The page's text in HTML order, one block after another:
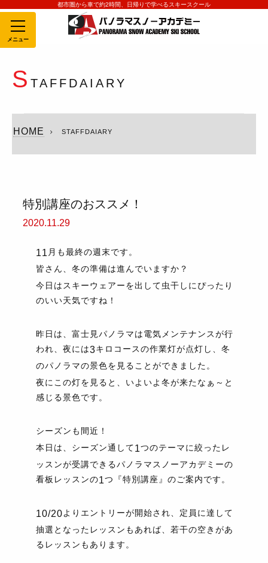
都市圏から車で約2時間、日帰りで学べるスキースクール
MENU
S TAFFDAIARY
HOME STAFFDAIARY
特別講座のおススメ！
2020.11.29
11 月も最終の週末です。
皆さん、冬の準備は進んでいますか？
今日はスキーウェアーを出して虫干しにぴったり
のいい天気ですね！
昨日は、富士見パノラマは電気メンテナンスが行
われ、夜には3キロコースの作業灯が点灯し、冬
のパノラマの景色を見ることができました。
夜にこの灯を見ると、いよいよ冬が来たなぁ～と
感じる景色です。
シーズンも間近！
本日は、シーズン通して1つのテーマに絞ったレ
ッスンが受講できるパノラマスノーアカデミーの
看板レッスンの1つ『特別講座』のご案内です。
10/20よりエントリーが開始され、定員に達して
抽選となったレッスンもあれば、若干の空きがあ
るレッスンもあります。